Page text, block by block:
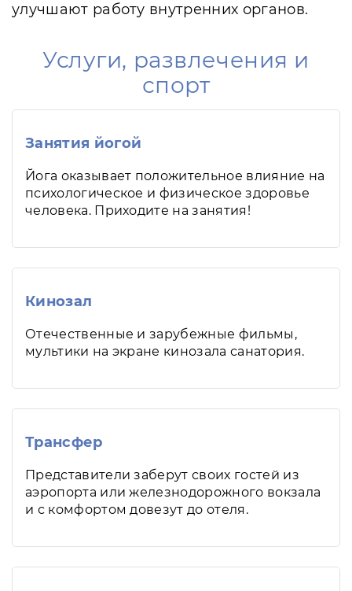
улучшают работу внутренних органов.
Услуги, развлечения и
спорт
Занятия йогой
Йога оказывает положительное влияние на
психологическое и физическое здоровье
человека. Приходите на занятия!
Кинозал
Отечественные и зарубежные фильмы,
мультики на экране кинозала санатория.
Трансфер
Представители заберут своих гостей из
аэропорта или железнодорожного вокзала
и с комфортом довезут до отеля.